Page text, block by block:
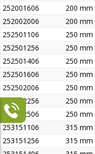
252001606
200 mm
252002006
200 mm
252501106
250 mm
252501256
250 mm
252501406
250 mm
252501606
250 mm
252502006
250 mm
252502256
250 mm
252502506
250 mm
253151106
315 mm
253151256
315 mm